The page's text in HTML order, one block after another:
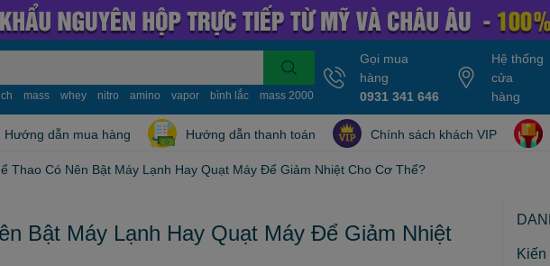
mass whey nitro amino vapor bình lắc mass 2000 mass 10kg nitro whey gold nitro ripped
Gọi mua
hàng
0931 341 646
Hệ thống
cửa
hàng
Hướng dẫn mua hàng Hướng dẫn thanh toán Chính sách khách VIP
Thao Có Nên Bật Máy Lạnh Hay Quạt Máy Để Giảm Nhiệt Cho Cơ Thể?
Bật Máy Lạnh Hay Quạt Máy Để Giảm Nhiệt
Kiến